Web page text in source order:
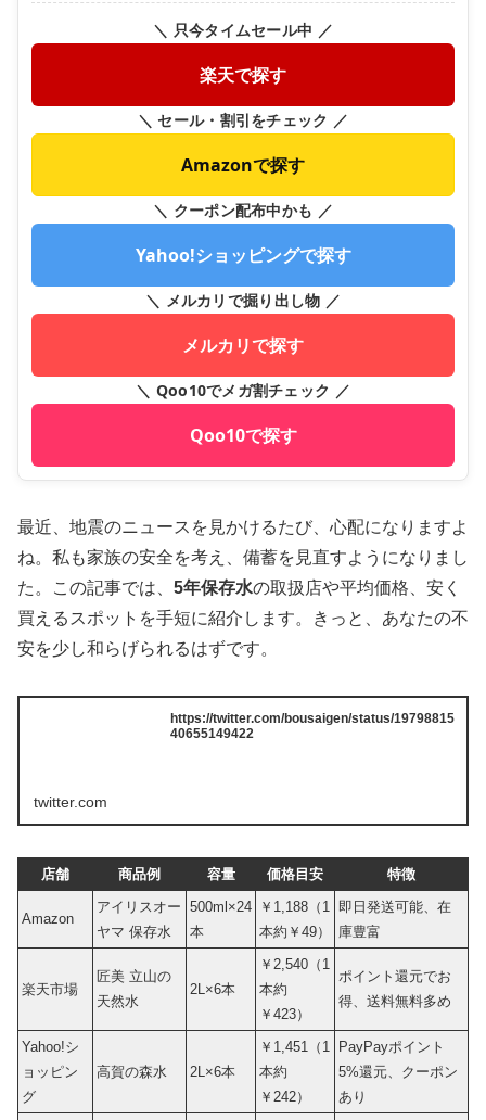
＼ 只今タイムセール中 ／
楽天で探す
＼ セール・割引をチェック ／
Amazonで探す
＼ クーポン配布中かも ／
Yahoo!ショッピングで探す
＼ メルカリで掘り出し物 ／
メルカリで探す
＼ Qoo10でメガ割チェック ／
Qoo10で探す
最近、地震のニュースを見かけるたび、心配になりますよ
ね。私も家族の安全を考え、備蓄を見直すようになりまし
た。この記事では、 5年保存水の取扱店や平均価格、安く
買えるスポットを手短に紹介します。きっと、あなたの不
安を少し和らげられるはずです。
https://twitter.com/bousaigen/status/19798815
40655149422
twitter.com
店舗 商品例 容量 価格目安 特徴
Amazon
アイリスオー
ヤマ 保存水
500ml×24
本
￥1,188（1
本約￥49）
即日発送可能、在
庫豊富
楽天市場
匠美 立山の
天然水
2L×6本
￥2,540（1
本約
￥423）
ポイント還元でお
得、送料無料多め
Yahoo!シ
ョッピン
グ
高賀の森水 2L×6本
￥1,451（1
本約
￥242）
PayPayポイント
5%還元、クーポン
あり